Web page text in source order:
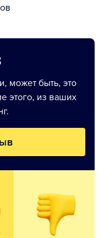
может быть, это
этого, из ваших